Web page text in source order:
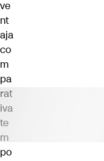
ve
nt
aja
co
m
pa
rat
iva
te
m
po